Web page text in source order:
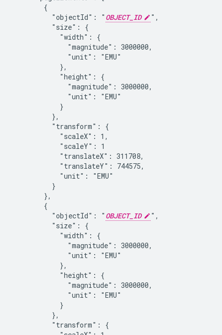
        {
          "objectId": "
OBJECT_ID
",
          "size": {
            "width": {
              "magnitude": 3000000,
              "unit": "EMU"
            },
            "height": {
              "magnitude": 3000000,
              "unit": "EMU"
            }
          },
          "transform": {
            "scaleX": 1,
            "scaleY": 1
            "translateX": 311708,
            "translateY": 744575,
            "unit": "EMU"
          }
        },
        {
          "objectId": "
OBJECT_ID
",
          "size": {
            "width": {
              "magnitude": 3000000,
              "unit": "EMU"
            },
            "height": {
              "magnitude": 3000000,
              "unit": "EMU"
            }
          },
          "transform": {